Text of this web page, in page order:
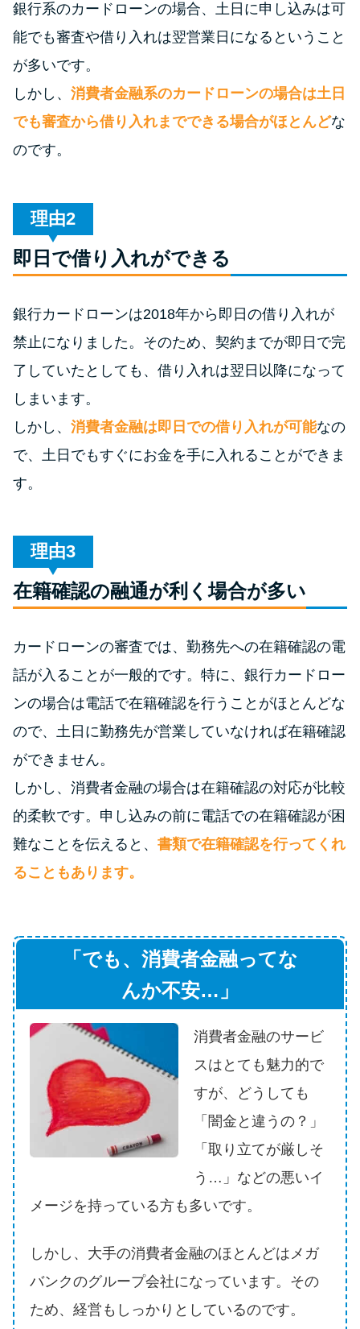
銀行カードローンを選ぶべき4つ
の理由
無利息期間を利用して利息0円で
お金を借りる3つのポイント
その他コラム
今月の家賃払えない…2ヵ月目に
は解決しないと危険な理由と対
家賃払えないが強制退去は避け
たい…市役所に相談より賢い方
街金とは？絶対審査通る？借金
に悩む人へ街金をおすすめしな
学生がお金を借りる方法があ
学生がお金を借りる方法は？親
へのバレにくさや将来への影響
ソフト闇金とは？悪質な手口に
は要注意！
090金融（闇金）からお金を借り
申し込みブラックとは?判断の目
安や審査に通らない理由
ブラックでもお金を借りるに
は？3つの判断基準と工面法
アコムはブラックでも審査に通
る？ 自分がブラックか確かめる
方法
アコムとレイクどっちがいい
底解説！
説！ もっとも便利でお得な返済
銀行系のカードローンの場合、土日に申し込みは可
能でも審査や借り入れは翌営業日になるということ
が多いです。
しかし、 消費者金融系のカードローンの場合は土日
でも審査から借り入れまでできる場合がほとんどな
のです。
理由
即日で借り入れができる
銀行カードローンは2018年から即日の借り入れが
禁止になりました。そのため、契約までが即日で完
了していたとしても、借り入れは翌日以降になって
しまいます。
しかし、 消費者金融は即日での借り入れが可能なの
で、土日でもすぐにお金を手に入れることができま
す。
理由
在籍確認の融通が利く場合が多い
カードローンの審査では、勤務先への在籍確認の電
話が入ることが一般的です。特に、銀行カードロー
ンの場合は電話で在籍確認を行うことがほとんどな
ので、土日に勤務先が営業していなければ在籍確認
ができません。
しかし、消費者金融の場合は在籍確認の対応が比較
的柔軟です。申し込みの前に電話での在籍確認が困
難なことを伝えると、 書類で在籍確認を行ってくれ
ることもあります。
「でも、消費者金融ってな
んか不安…」
消費者金融のサービ
スはとても魅力的で
すが、どうしても
「闇金と違うの？」
「取り立てが厳しそ
う…」などの悪いイ
メージを持っている方も多いです。
しかし、大手の消費者金融のほとんどはメガ
バンクのグループ会社になっています。その
ため、経営もしっかりとしているのです。